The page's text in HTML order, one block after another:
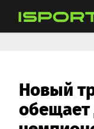
Новый